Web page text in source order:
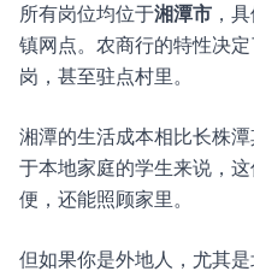
所有岗位均位于湘潭市 ，
镇网点。农商行的特性决
岗，甚至驻点村里。
湘潭的生活成本相比长株
于本地家庭的学生来说，
便，还能照顾家里。
但如果你是外地人，尤其